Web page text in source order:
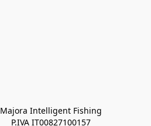
Majora Intelligent Fishing
P.IVA IT00827100157